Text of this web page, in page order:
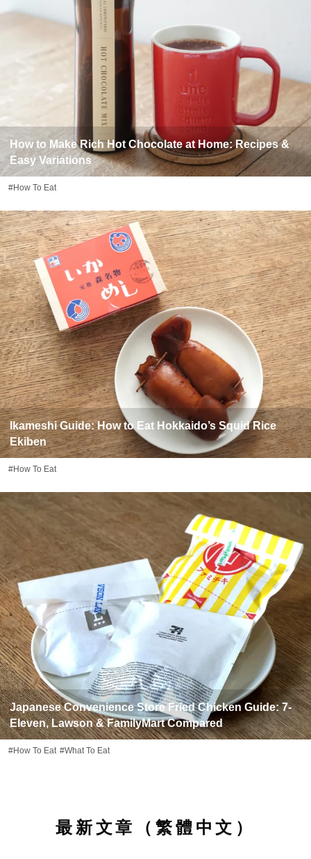
How to Make Rich Hot Chocolate at Home: Recipes &
Easy Variations
#How To Eat
Ikameshi Guide: How to Eat Hokkaido’s Squid Rice
Ekiben
#How To Eat
Japanese Convenience Store Fried Chicken Guide: 7-
Eleven, Lawson & FamilyMart Compared
#How To Eat #What To Eat
最新文章（繁體中文）